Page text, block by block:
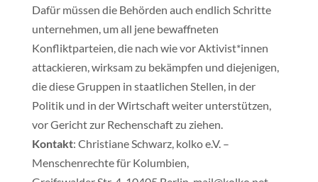
Dafür müssen die Behörden auch endlich Schritte
unternehmen, um all jene bewaffneten
Konfliktparteien, die nach wie vor Aktivist*innen
attackieren, wirksam zu bekämpfen und diejenigen,
die diese Gruppen in staatlichen Stellen, in der
Politik und in der Wirtschaft weiter unterstützen,
vor Gericht zur Rechenschaft zu ziehen.
Kontakt: Christiane Schwarz, kolko e.V. –
Menschenrechte für Kolumbien,